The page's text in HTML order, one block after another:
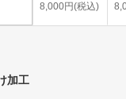
8,000円(税込)
加工